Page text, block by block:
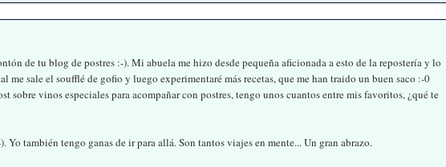
de tu blog de postres :-). Mi abuela me hizo desde pequeña aficionada a esto de la repostería y lo
me sale el soufflé de gofio y luego experimentaré más recetas, que me han traido un buen saco :-0
sobre vinos especiales para acompañar con postres, tengo unos cuantos entre mis favoritos, ¿qué te
Yo también tengo ganas de ir para allá. Son tantos viajes en mente... Un gran abrazo.